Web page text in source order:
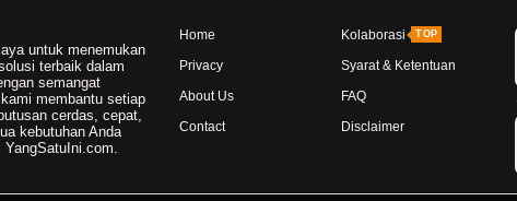
untuk menemukan
terbaik dalam
semangat
membantu setiap
cerdas, cepat,
kebutuhan Anda
YangSatuIni.com.
Home Kolaborasi TOP
Privacy
Syarat & Ketentuan
About Us
FAQ
Contact
Disclaimer